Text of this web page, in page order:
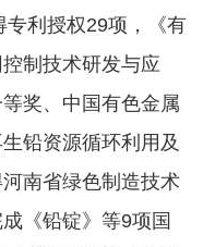
专利授权29项，《有
制技术研发与应
奖、中国有色金属
铅资源循环利用及
南省绿色制造技术
《铅锭》等9项国